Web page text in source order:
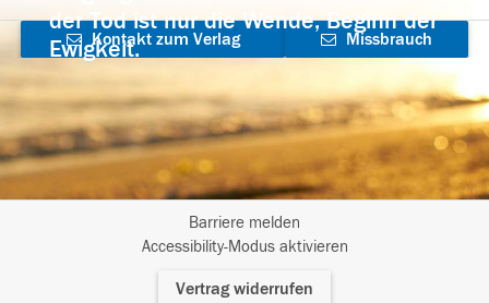
der Tod ist nur die Wende, Beginn der
Ewigkeit.
Kontakt zum Verlag
aufnehmen
Missbrauch
Barriere melden
Accessibility-Modus aktivieren
Vertrag widerrufen